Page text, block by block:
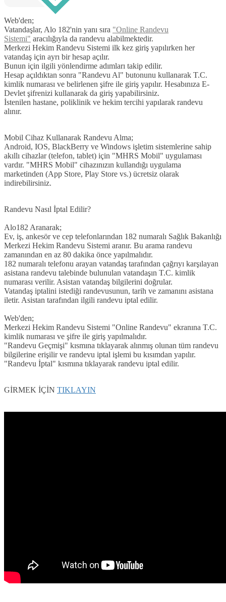
Web'den;
Vatandaşlar, Alo 182'nin yanı sıra "Online Randevu
Sistemi" aracılığıyla da randevu alabilmektedir.
Merkezi Hekim Randevu Sistemi ilk kez giriş yapılırken her
vatandaş için ayrı bir hesap açılır.
Bunun için ilgili yönlendirme adımları takip edilir.
Hesap açıldıktan sonra "Randevu Al" butonunu kullanarak T.C.
kimlik numarası ve belirlenen şifre ile giriş yapılır. Hesabınıza E-
Devlet şifrenizi kullanarak da giriş yapabilirsiniz.
İstenilen hastane, poliklinik ve hekim tercihi yapılarak randevu
alınır.
Mobil Cihaz Kullanarak Randevu Alma;
Android, IOS, BlackBerry ve Windows işletim sistemlerine sahip
akıllı cihazlar (telefon, tablet) için "MHRS Mobil" uygulaması
vardır. "MHRS Mobil" cihazınızın kullandığı uygulama
marketinden (App Store, Play Store vs.) ücretsiz olarak
indirebilirsiniz.
Randevu Nasıl İptal Edilir?
Alo182 Aranarak;
Ev, iş, ankesör ve cep telefonlarından 182 numaralı Sağlık Bakanlığı
Merkezi Hekim Randevu Sistemi aranır. Bu arama randevu
zamanından en az 80 dakika önce yapılmalıdır.
182 numaralı telefonu arayan vatandaş tarafından çağrıyı karşılayan
asistana randevu talebinde bulunulan vatandaşın T.C. kimlik
numarası verilir. Asistan vatandaş bilgilerini doğrular.
Vatandaş iptalini istediği randevusunun, tarih ve zamanını asistana
iletir. Asistan tarafından ilgili randevu iptal edilir.
Web'den;
Merkezi Hekim Randevu Sistemi "Online Randevu" ekranına T.C.
kimlik numarası ve şifre ile giriş yapılmalıdır.
"Randevu Geçmişi" kısmına tıklayarak alınmış olunan tüm randevu
bilgilerine erişilir ve randevu iptal işlemi bu kısımdan yapılır.
"Randevu İptal" kısmına tıklayarak randevu iptal edilir.
GİRMEK İÇİN TIKLAYIN